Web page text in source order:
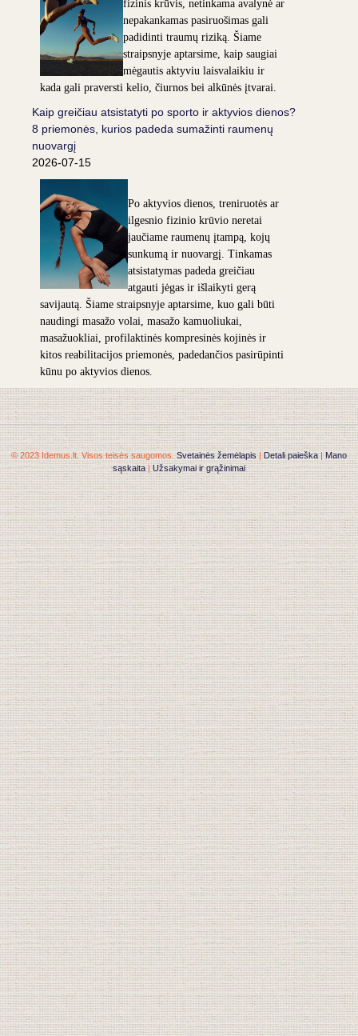
fizinis krūvis, netinkama avalynė ar
nepakankamas pasiruošimas gali
padidinti traumų riziką. Šiame
straipsnyje aptarsime, kaip saugiai
mėgautis aktyviu laisvalaikiu ir
kada gali praversti kelio, čiurnos bei alkūnės įtvarai.
Kaip greičiau atsistatyti po sporto ir aktyvios dienos?
8 priemonės, kurios padeda sumažinti raumenų
nuovargį
2026-07-15
Po aktyvios dienos, treniruotės ar
ilgesnio fizinio krūvio neretai
jaučiame raumenų įtampą, kojų
sunkumą ir nuovargį. Tinkamas
atsistatymas padeda greičiau
atgauti jėgas ir išlaikyti gerą
savijautą. Šiame straipsnyje aptarsime, kuo gali būti
naudingi masažo volai, masažo kamuoliukai,
masažuokliai, profilaktinės kompresinės kojinės ir
kitos reabilitacijos priemonės, padedančios pasirūpinti
kūnu po aktyvios dienos.
© 2023 Idemus.lt. Visos teisės saugomos.Svetainės žemėlapis|Detali paieška|Mano
sąskaita|Užsakymai ir grąžinimai